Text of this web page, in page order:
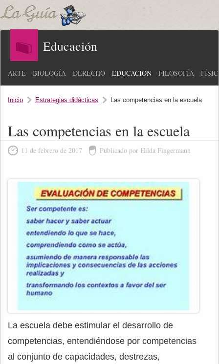
Educación
ARTE BIOLOGÍA DERECHO EDUCACIÓN FILOSOFÍA
Inicio Estrategias didácticas Las competencias en la escuela
Las competencias en la escuela
11 de febrero de 2017 Publicado por Hilda Fingermann
La escuela debe estimular el desarrollo de
competencias, entendiéndose por competencias
al conjunto de capacidades, destrezas,